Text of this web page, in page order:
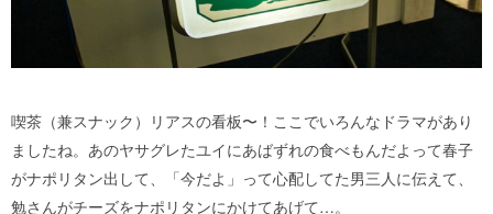
喫茶（兼スナック）リアスの看板〜！ここでいろんなドラマがあり
ましたね。あのヤサグレたユイにあばずれの食べもんだよって春子
がナポリタン出して、「今だよ」って心配してた男三人に伝えて、
勉さんがチーズをナポリタンにかけてあげて…。